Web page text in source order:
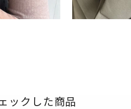
ックした商品